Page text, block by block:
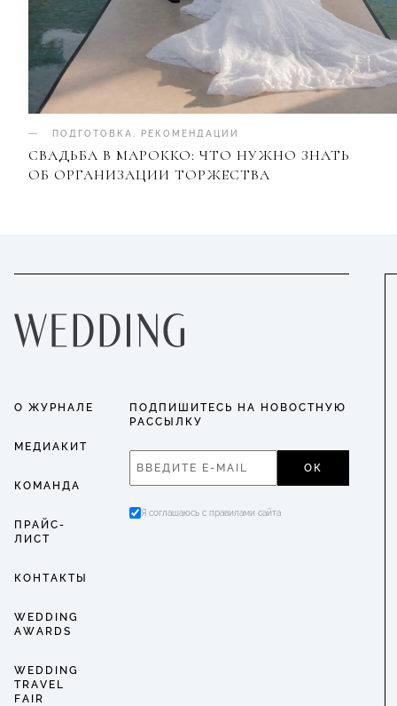
ПОДГОТОВКА. РЕКОМЕНДАЦИИ
СВАДЬБА В МАРОККО: ЧТО НУЖНО ЗНАТЬ
ОБ ОРГАНИЗАЦИИ ТОРЖЕСТВА
О ЖУРНАЛЕ
МЕДИАКИТ
КОМАНДА
ПРАЙС-
ЛИСТ
КОНТАКТЫ
WEDDING
AWARDS
WEDDING
TRAVEL
FAIR
ПОДПИШИТЕСЬ НА НОВОСТНУЮ
РАССЫЛКУ
ОК
Я соглашаюсь с правилами сайта